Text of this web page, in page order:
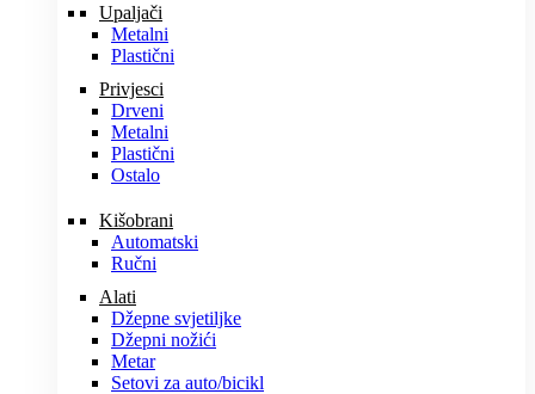
Upaljači
Metalni
Plastični
Privjesci
Drveni
Metalni
Plastični
Ostalo
Kišobrani
Automatski
Ručni
Alati
Džepne svjetiljke
Džepni nožići
Metar
Setovi za auto/bicikl